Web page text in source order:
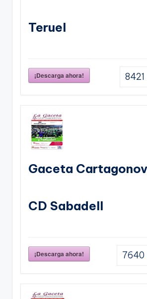
Teruel
¡Descarga ahora! 8421
Gaceta
CD Sabadell
¡Descarga ahora! 7640